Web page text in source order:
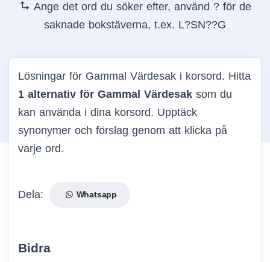
Ange det ord du söker efter, använd ? för de
saknade bokstäverna, t.ex. L?SN??G
Lösningar för Gammal Värdesak i korsord. Hitta
1 alternativ för Gammal Värdesak som du
kan använda i dina korsord. Upptäck
synonymer och förslag genom att klicka på
varje ord.
Dela: Whatsapp
Bidra